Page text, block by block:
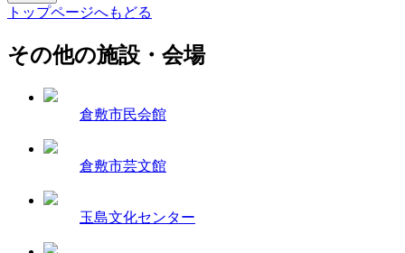
トップページへもどる
その他の施設・会場
倉敷市民会館
倉敷市芸文館
玉島文化センター